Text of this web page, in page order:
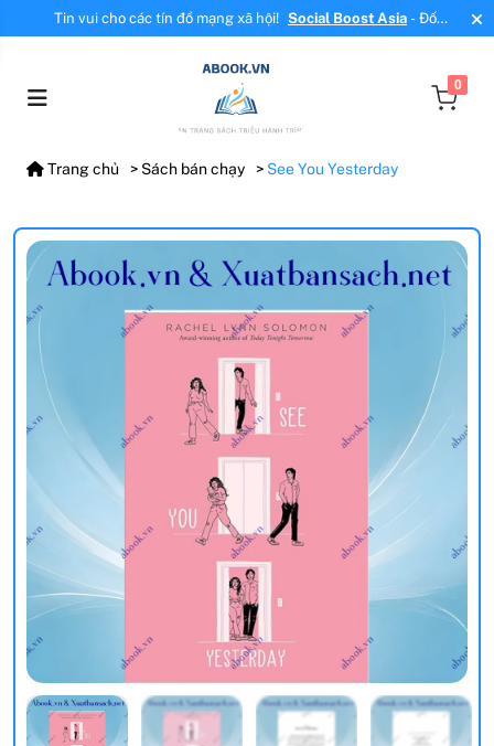
Tin vui cho các tín đồ mạng xã hội! Social Boost Asia- Đối
tác mới, cung cấp dịch vụ tăng tương tác, tăng follow uy tín!
0
Trang chủ Sách bán chạy See You Yesterday